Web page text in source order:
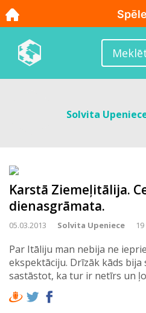
Solvita
Karstā Ziemeļitālija.
dienasgrāmata.
05.03.2013 Solvita Upeniece
Par Itāliju man nebija ne
ekspektāciju. Drīzāk kāds bija
sastāstot, ka tur ir netīrs un